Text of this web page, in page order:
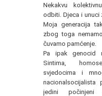
Nekakvu
odbiti. Djeca i unuci
Moja generacija
zbog toga
čuvamo pamćenje.
Pa ipak genocid
Sintima,
svjedocima i
nacionalsocijalista
jedini